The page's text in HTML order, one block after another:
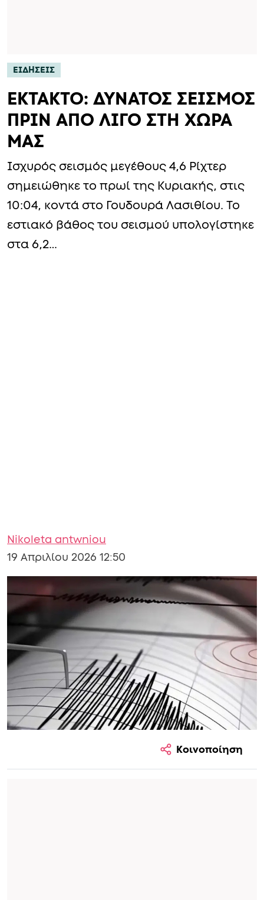
ΕΙΔΗΣΕΙΣ
EKTAKTO: ΔΥΝΑΤΟΣ ΣΕΙΣΜΟΣ
ΠΡΙΝ ΑΠΟ ΛΙΓΟ ΣΤΗ ΧΩΡΑ
ΜΑΣ
Ισχυρός σεισμός μεγέθους 4,6 Ρίχτερ
σημειώθηκε το πρωί της Κυριακής, στις
10:04, κοντά στο Γουδουρά Λασιθίου. Το
εστιακό βάθος του σεισμού υπολογίστηκε
στα 6,2…
Nikoleta antwniou
19 Απριλίου 2026 12:50
Κοινοποίηση